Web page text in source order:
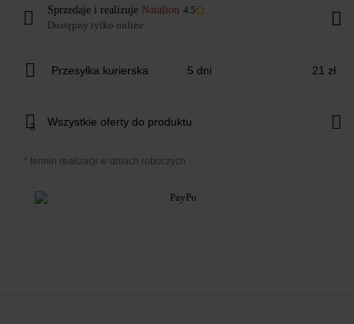
Sprzedaje i realizuje Natalion 4.5
Dostępny tylko online
Przesyłka kurierska 5 dni 21 zł
3 Wszystkie oferty do produktu
* termin realizacji w dniach roboczych